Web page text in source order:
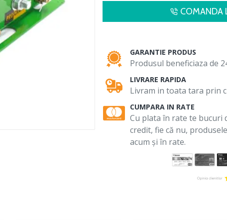
COMANDA
GARANTIE PRODUS
Produsul beneficiaza de
LIVRARE RAPIDA
Livram in toata tara prin
CUMPARA IN RATE
Cu plata în rate te bucuri
credit, fie că nu,
acum și în rate.